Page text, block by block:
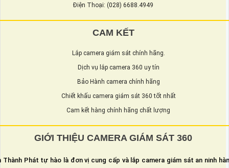
Điện Thoại: (028) 6688.4949
CAM KẾT
Lắp camera giám sát chính hãng.
Dịch vụ lắp camera 360 uy tín
Bảo Hành camera chính hãng
Chiết khấu camera giám sát 360 tốt nhất
Cam kết hàng chính hãng chất lượng
GIỚI THIỆU CAMERA GIÁM SÁT 360
Thành Phát tự hào là đơn vị cung cấp và lắp camera giám sát an ninh